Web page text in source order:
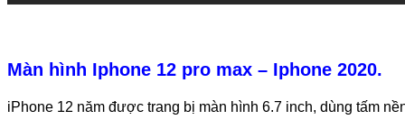
Màn hình Iphone 12 pro max – Iphone 2020.
iPhone 12 năm được trang bị màn hình 6.7 inch, dùng tấm